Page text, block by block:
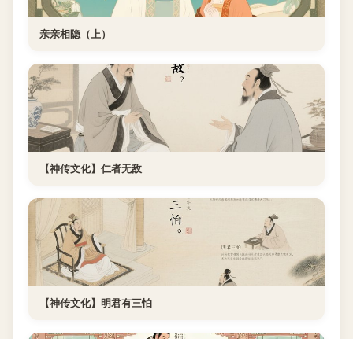
亲亲相隐（上）
【神传文化】仁者无敌
【神传文化】明君有三怕